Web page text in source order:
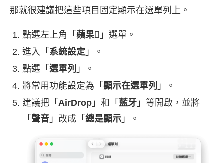
那就很建議把這些項目固定顯示在選單列上。
點選左上角「 蘋果 」選單。
進入「 系統設定 」。
點選「 選單列 」。
將常用功能設定為「 顯示在選單列 」。
建議把「 AirDrop 」和「 藍牙 」等開啟，並將
「 聲音 」改成「 總是顯示 」。